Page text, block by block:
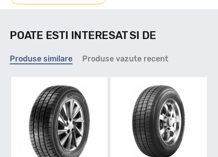
Indice viteza
S - max 180km/h
Indice greutate
POATE ESTI INTERESAT SI DE
Produse similare Produse vazute recent